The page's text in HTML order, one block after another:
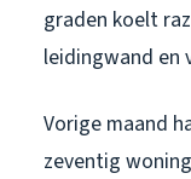
graden koelt
leidingwand en
Vorige maand
zeventig